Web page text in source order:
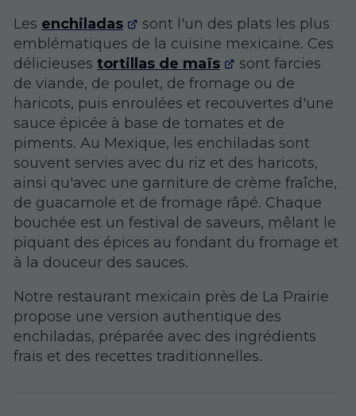
Les enchiladas
sont l'un des plats les plus
emblématiques de la cuisine mexicaine. Ces
délicieuses tortillas de maïs
sont farcies
de viande, de poulet, de fromage ou de
haricots, puis enroulées et recouvertes d'une
sauce épicée à base de tomates et de
piments. Au Mexique, les enchiladas sont
souvent servies avec du riz et des haricots,
ainsi qu'avec une garniture de crème fraîche,
de guacamole et de fromage râpé. Chaque
bouchée est un festival de saveurs, mêlant le
piquant des épices au fondant du fromage et
à la douceur des sauces.
Notre restaurant mexicain près de La Prairie
propose une version authentique des
enchiladas, préparée avec des ingrédients
frais et des recettes traditionnelles.